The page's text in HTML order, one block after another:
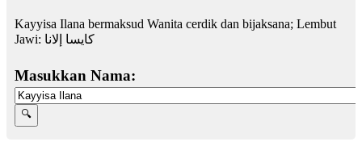
Kayyisa Ilana bermaksud Wanita cerdik dan bijaksana; Lembut
Jawi: كايسا إلانا
Masukkan Nama: